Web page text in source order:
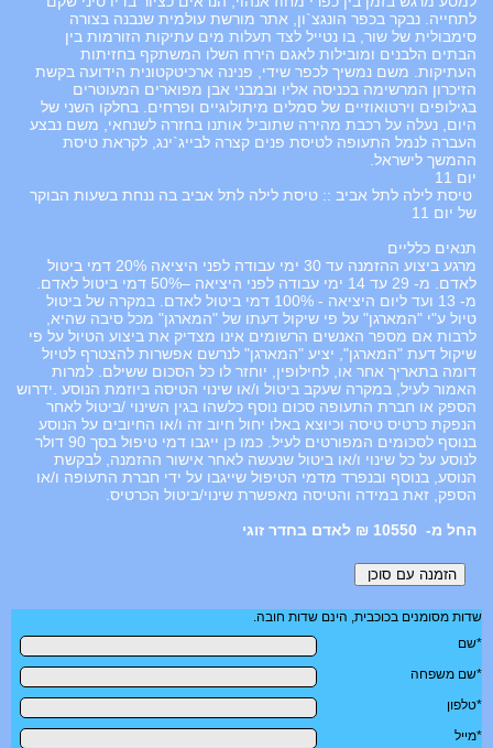
לתחייה. נבקר בכפר הונגצ`ון, אתר מורשת עולמית שנבנה בצורה
סימבולית של שור, בו נטייל לצד תעלות מים עתיקות הזורמות בין
הבתים הלבנים ומובילות לאגם הירח השלו המשתקף בחזיתות
העתיקות. משם נמשיך לכפר שידי, פנינה ארכיטקטונית הידועה בקשת
הזיכרון המרשימה בכניסה אליו ובמבני אבן מפוארים המעוטרים
בגילופים וירטואוזיים של סמלים מיתולוגיים ופרחים. בחלקו השני של
היום, נעלה על רכבת מהירה שתוביל אותנו בחזרה לשנחאי, משם נבצע
העברה לנמל התעופה לטיסת פנים קצרה לבייג`ינג, לקראת טיסת
ההמשך לישראל.
יום 11
טיסת לילה לתל אביב :: טיסת לילה לתל אביב בה ננחת בשעות הבוקר
של יום 11
תנאים כלליים
מרגע ביצוע ההזמנה עד 30 ימי עבודה לפני היציאה 20% דמי ביטול
לאדם. מ- 29 עד 14 ימי עבודה לפני היציאה –50% דמי ביטול לאדם.
מ- 13 ועד ליום היציאה - 100% דמי ביטול לאדם. במקרה של ביטול
טיול ע"י "המארגן" על פי שיקול דעתו של "המארגן" מכל סיבה שהיא,
לרבות אם מספר האנשים הרשומים אינו מצדיק את ביצוע הטיול על פי
שיקול דעת "המארגן", יציע "המארגן" לנרשם אפשרות להצטרף לטיול
דומה בתאריך אחר או, לחילופין, יוחזר לו כל הסכום ששילם. למרות
האמור לעיל, במקרה שעקב ביטול ו/או שינוי הטיסה ביוזמת הנוסע .ידרוש
הספק או חברת התעופה סכום נוסף כלשהו בגין השינוי /ביטול לאחר
הנפקת כרטיס טיסה וכיוצא באלו יחול חיוב זה ו/או החיובים על הנוסע
בנוסף לסכומים המפורטים לעיל. כמו כן ייגבו דמי טיפול בסך 90 דולר
לנוסע על כל שינוי ו/או ביטול שנעשה לאחר אישור ההזמנה, לבקשת
הנוסע, בנוסף ובנפרד מדמי הטיפול שייגבו על ידי חברת התעופה ו/או
הספק, זאת במידה והטיסה מאפשרת שינוי/ביטול הכרטיס.
10550 ₪ לאדם בחדר זוגי
שדות מסומנים בכוכבית, הינם שדות חובה.
*שם
*שם משפחה
*טלפון
*מייל